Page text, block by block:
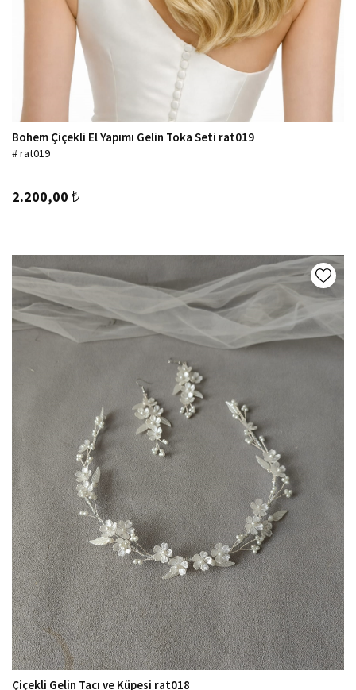
Bohem Çiçekli El Yapımı Gelin Toka Seti rat019
# rat019
2.200,00
Çiçekli Gelin Tacı ve Küpesi rat018